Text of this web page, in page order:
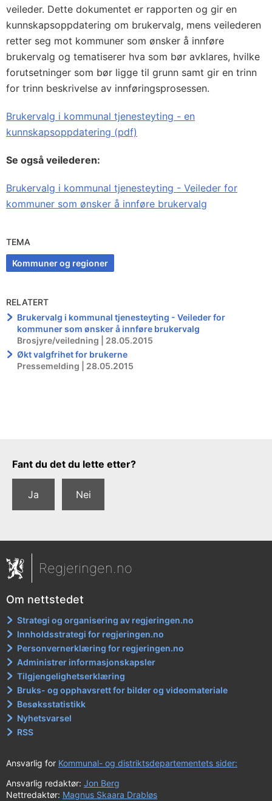
veileder. Dette dokumentet er rapporten og gir en
kunnskapsoppdatering om brukervalg, mens veilederen
retter seg mot kommuner som ønsker å innføre
brukervalg og tematiserer hva som bør avklares, hvilke
forutsetninger som bør ligge til grunn samt gir en trinn
for trinn beskrivelse av innføringsprosessen.
Brukervalg i kommunal tjenesteyting - en
kunnskapsoppdatering (pdf)
Se også veilederen:
Brukervalg i kommunal tjenesteyting - Veileder for
kommuner som ønsker å innføre brukervalg
TEMA
Kommuner og regioner
RELATERT
Brukervalg i kommunal tjenesteyting - Veileder for
kommuner som ønsker å innføre brukervalg
Brosjyre/veiledning | 28.05.2015
Økt valgfrihet for brukerne
Pressemelding | 28.05.2015
Tilbakemeldingsskjema
Fant du det du lette etter?
Ja Nei
Regjeringen.no
Om nettstedet
Strategi og organisering av regjeringen.no
Innholdsstrategi for regjeringen.no
Personvernerklæring for regjeringen.no
Administrer informasjonskapsler
Tilgjengelighetserklæring
Bruks- og opphavsrett for bilder og videomateriale
Besøksstatistikk
Nyhetsvarsel
RSS
Ansvarlig for Kommunal- og distriktsdepartementets sider:
Ansvarlig redaktør: Jon Berg
Nettredaktør: Magnus Skaara Drabløs